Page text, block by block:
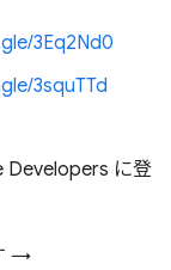
3Eq2Nd0
3squTTd
に登
→